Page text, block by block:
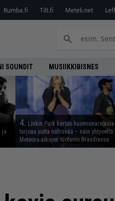
Rumba.fi Tilt.fi Meteli.net
SOUNDIT MUSIIKKIBISNES
ja
4. Linkin Park kertoo
tarjoaa uutta nähtävää – näin yhtyeeltä
Meteora-aikojen tuotanto Brasiliassa